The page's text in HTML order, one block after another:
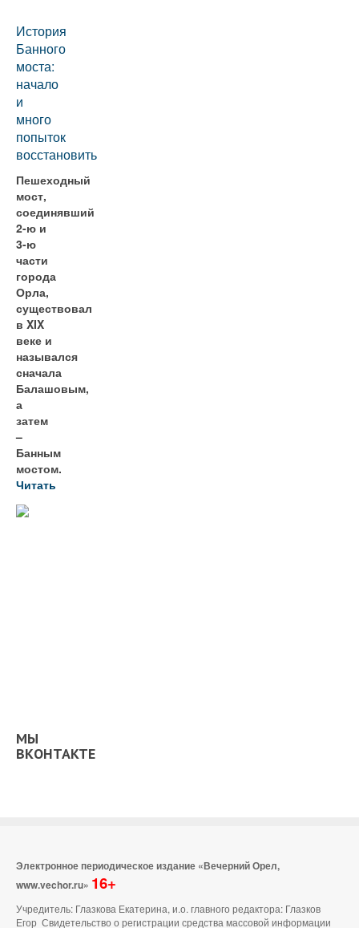
История
Банного
моста:
начало
и
много
попыток
восстановить
Пешеходный
мост,
соединявший
2-ю и
3-ю
части
города
Орла,
существовал
в XIX
веке и
назывался
сначала
Балашовым,
а
затем
–
Банным
мостом.
Читать
МЫ
ВКОНТАКТЕ
Электронное периодическое издание «Вечерний Орел,
www.vechor.ru» 16+
Учредитель: Глазкова Екатерина, и.о. главного редактора: Глазков
Егор Свидетельство о регистрации средства массовой информации